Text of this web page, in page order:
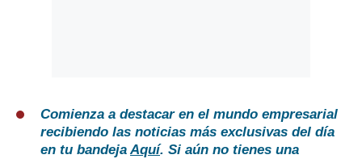
Comienza a destacar en el mundo empresarial
recibiendo las noticias más exclusivas del día
en tu bandejaAquí. Si aún no tienes una